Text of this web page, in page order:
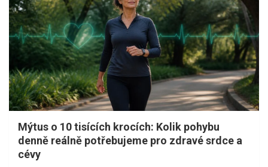
Mýtus o 10 tisících krocích: Kolik pohybu
denně reálně potřebujeme pro zdravé srdce a
cévy